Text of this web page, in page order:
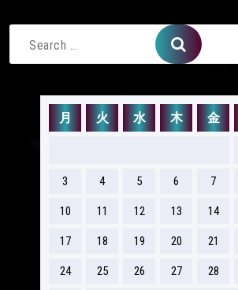
Search
月 火 水 木 金
3 4 5 6 7
10 11 12 13 14
17 18 19 20 21
24 25 26 27 28